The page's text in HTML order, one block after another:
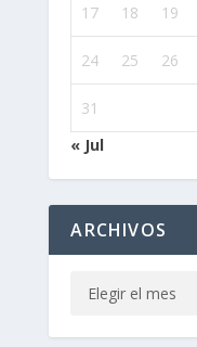
17 18 19
24 25 26
31
« Jul
ARCHIVOS